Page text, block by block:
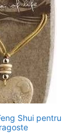
Shui pentru